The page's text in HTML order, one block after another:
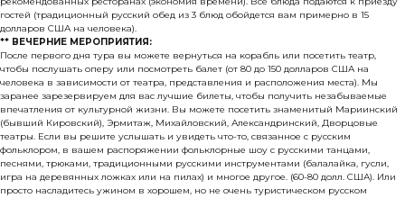
гостей (традиционный русский обед из 3 блюд обойдется вам примерно в 15
долларов США на человека).
** ВЕЧЕРНИЕ МЕРОПРИЯТИЯ:
После первого дня тура вы можете вернуться на корабль или посетить театр,
чтобы послушать оперу или посмотреть балет (от 80 до 150 долларов США на
человека в зависимости от театра, представления и расположения места). Мы
заранее зарезервируем для вас лучшие билеты, чтобы получить незабываемые
впечатления от культурной жизни. Вы можете посетить знаменитый Мариинский
(бывший Кировский), Эрмитаж, Михайловский, Александринский, Дворцовые
театры. Если вы решите услышать и увидеть что-то, связанное с русским
фольклором, в вашем распоряжении фольклорные шоу с русскими танцами,
песнями, трюками, традиционными русскими инструментами (балалайка, гусли,
игра на деревянных ложках или на пилах) и многое другое. (60-80 долл. США). Или
просто насладитесь ужином в хорошем, но не очень туристическом русском